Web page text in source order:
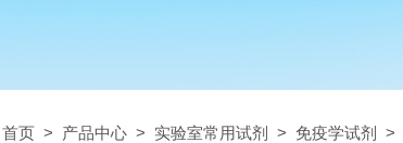
首页 > 产品中心 > 实验室常用试剂 > 免疫学试剂 >